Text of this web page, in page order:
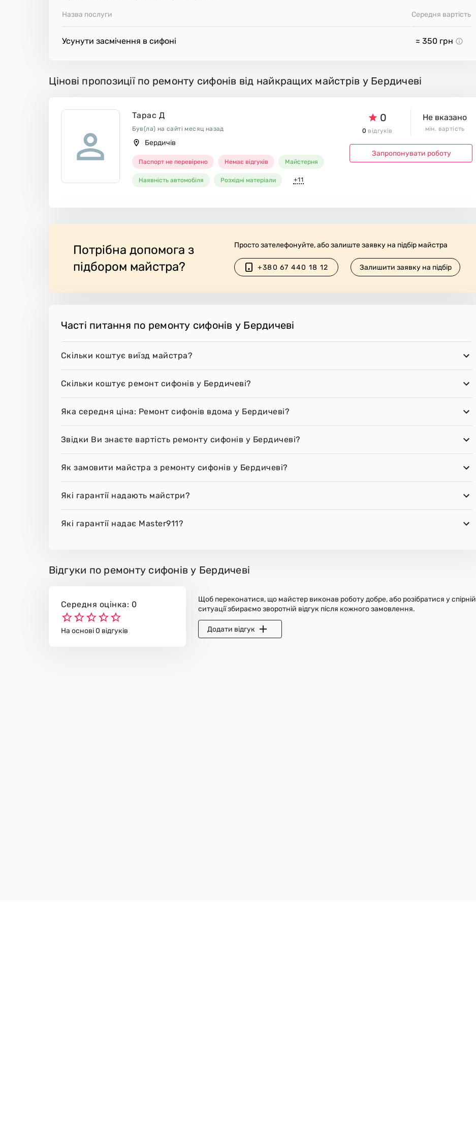
Назва послуги Середня вартість
Усунути засмічення в сифоні ≈ 350 грн
Цінові пропозиції по ремонту сифонів від найкращих майстрів у Бердичеві
Тарас Д
Був(ла) на сайті месяц назад
Бердичів
Паспорт не перевірено Немає відгуків Майстерня
Наявність автомобіля Розхідні матеріали +11
0
0 відгуків
Не вказано
мін. вартість
Запропонувати роботу
Потрібна допомога з
підбором майстра?
Просто зателефонуйте, або залиште заявку на підбір майстра
+380 67 440 18 12 Залишити заявку на підбір
Часті питання по ремонту сифонів у Бердичеві
Скільки коштує виїзд майстра?
Скільки коштує ремонт сифонів у Бердичеві?
Яка середня ціна: Ремонт сифонів вдома у Бердичеві?
Звідки Ви знаєте вартість ремонту сифонів у Бердичеві?
Як замовити майстра з ремонту сифонів у Бердичеві?
Які гарантії надають майстри?
Які гарантії надає Master911?
Відгуки по ремонту сифонів у Бердичеві
Середня оцінка: 0
На основі 0 відгуків
Щоб переконатися, що майстер виконав роботу добре, або розібратися у спірній
ситуації збираємо зворотній відгук після кожного замовлення.
Додати відгук